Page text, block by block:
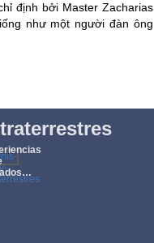
định bởi Master Zacharias
như một người đàn ông